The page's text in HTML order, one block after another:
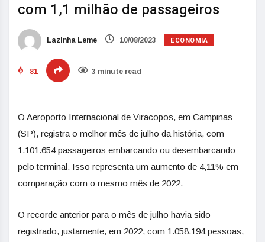
com 1,1 milhão de passageiros
Lazinha Leme 10/08/2023 ECONOMIA
81 3 minute read
O Aeroporto Internacional de Viracopos, em Campinas
(SP), registra o melhor mês de julho da história, com
1.101.654 passageiros embarcando ou desembarcando
pelo terminal. Isso representa um aumento de 4,11% em
comparação com o mesmo mês de 2022.
O recorde anterior para o mês de julho havia sido
registrado, justamente, em 2022, com 1.058.194 pessoas,